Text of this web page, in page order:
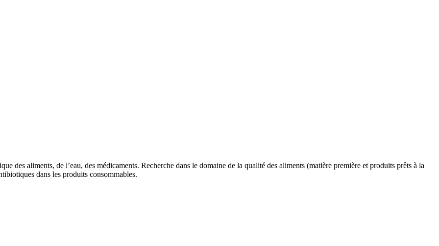
des aliments, de l’eau, des médicaments. Recherche dans le domaine de la qualité des aliments (matière première et produits prêts à la
dans les produits consommables.